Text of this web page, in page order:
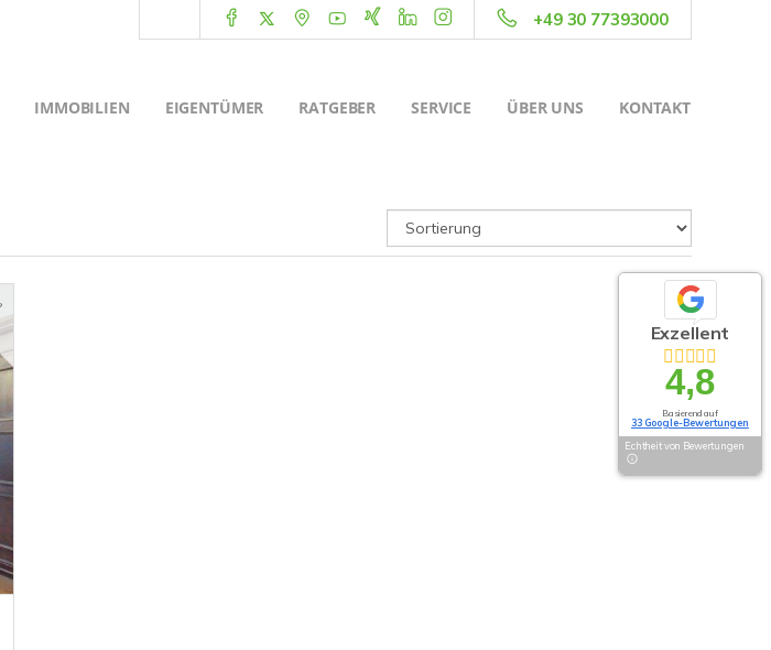
+49 30 77393000
IMMOBILIEN EIGENTÜMER RATGEBER SERVICE ÜBER UNS KONTAKT
Exzellent
4,8
Basierend auf
33 Google-Bewertungen
Echtheit von Bewertungen